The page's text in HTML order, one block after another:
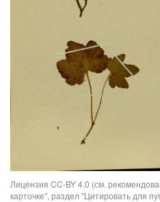
Лицензия CC-BY 4.0 (см.
карточке", раздел "Цитировать для